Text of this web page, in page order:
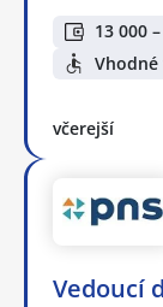
13 000
včerejší
Vedoucí